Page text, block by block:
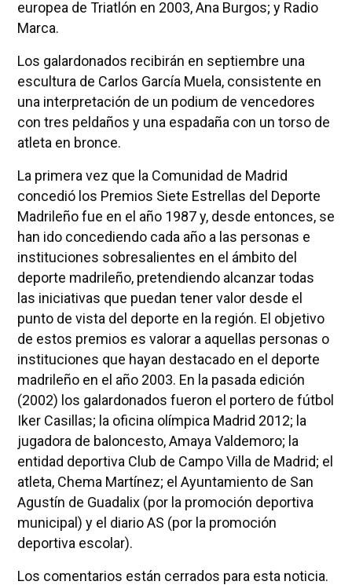
europea de Triatlón en 2003, Ana Burgos; y Radio
Marca.
Los galardonados recibirán en septiembre una
escultura de Carlos García Muela, consistente en
una interpretación de un podium de vencedores
con tres peldaños y una espadaña con un torso de
atleta en bronce.
La primera vez que la Comunidad de Madrid
concedió los Premios Siete Estrellas del Deporte
Madrileño fue en el año 1987 y, desde entonces, se
han ido concediendo cada año a las personas e
instituciones sobresalientes en el ámbito del
deporte madrileño, pretendiendo alcanzar todas
las iniciativas que puedan tener valor desde el
punto de vista del deporte en la región. El objetivo
de estos premios es valorar a aquellas personas o
instituciones que hayan destacado en el deporte
madrileño en el año 2003. En la pasada edición
(2002) los galardonados fueron el portero de fútbol
Iker Casillas; la oficina olímpica Madrid 2012; la
jugadora de baloncesto, Amaya Valdemoro; la
entidad deportiva Club de Campo Villa de Madrid; el
atleta, Chema Martínez; el Ayuntamiento de San
Agustín de Guadalix (por la promoción deportiva
municipal) y el diario AS (por la promoción
deportiva escolar).
Los comentarios están cerrados para esta noticia.